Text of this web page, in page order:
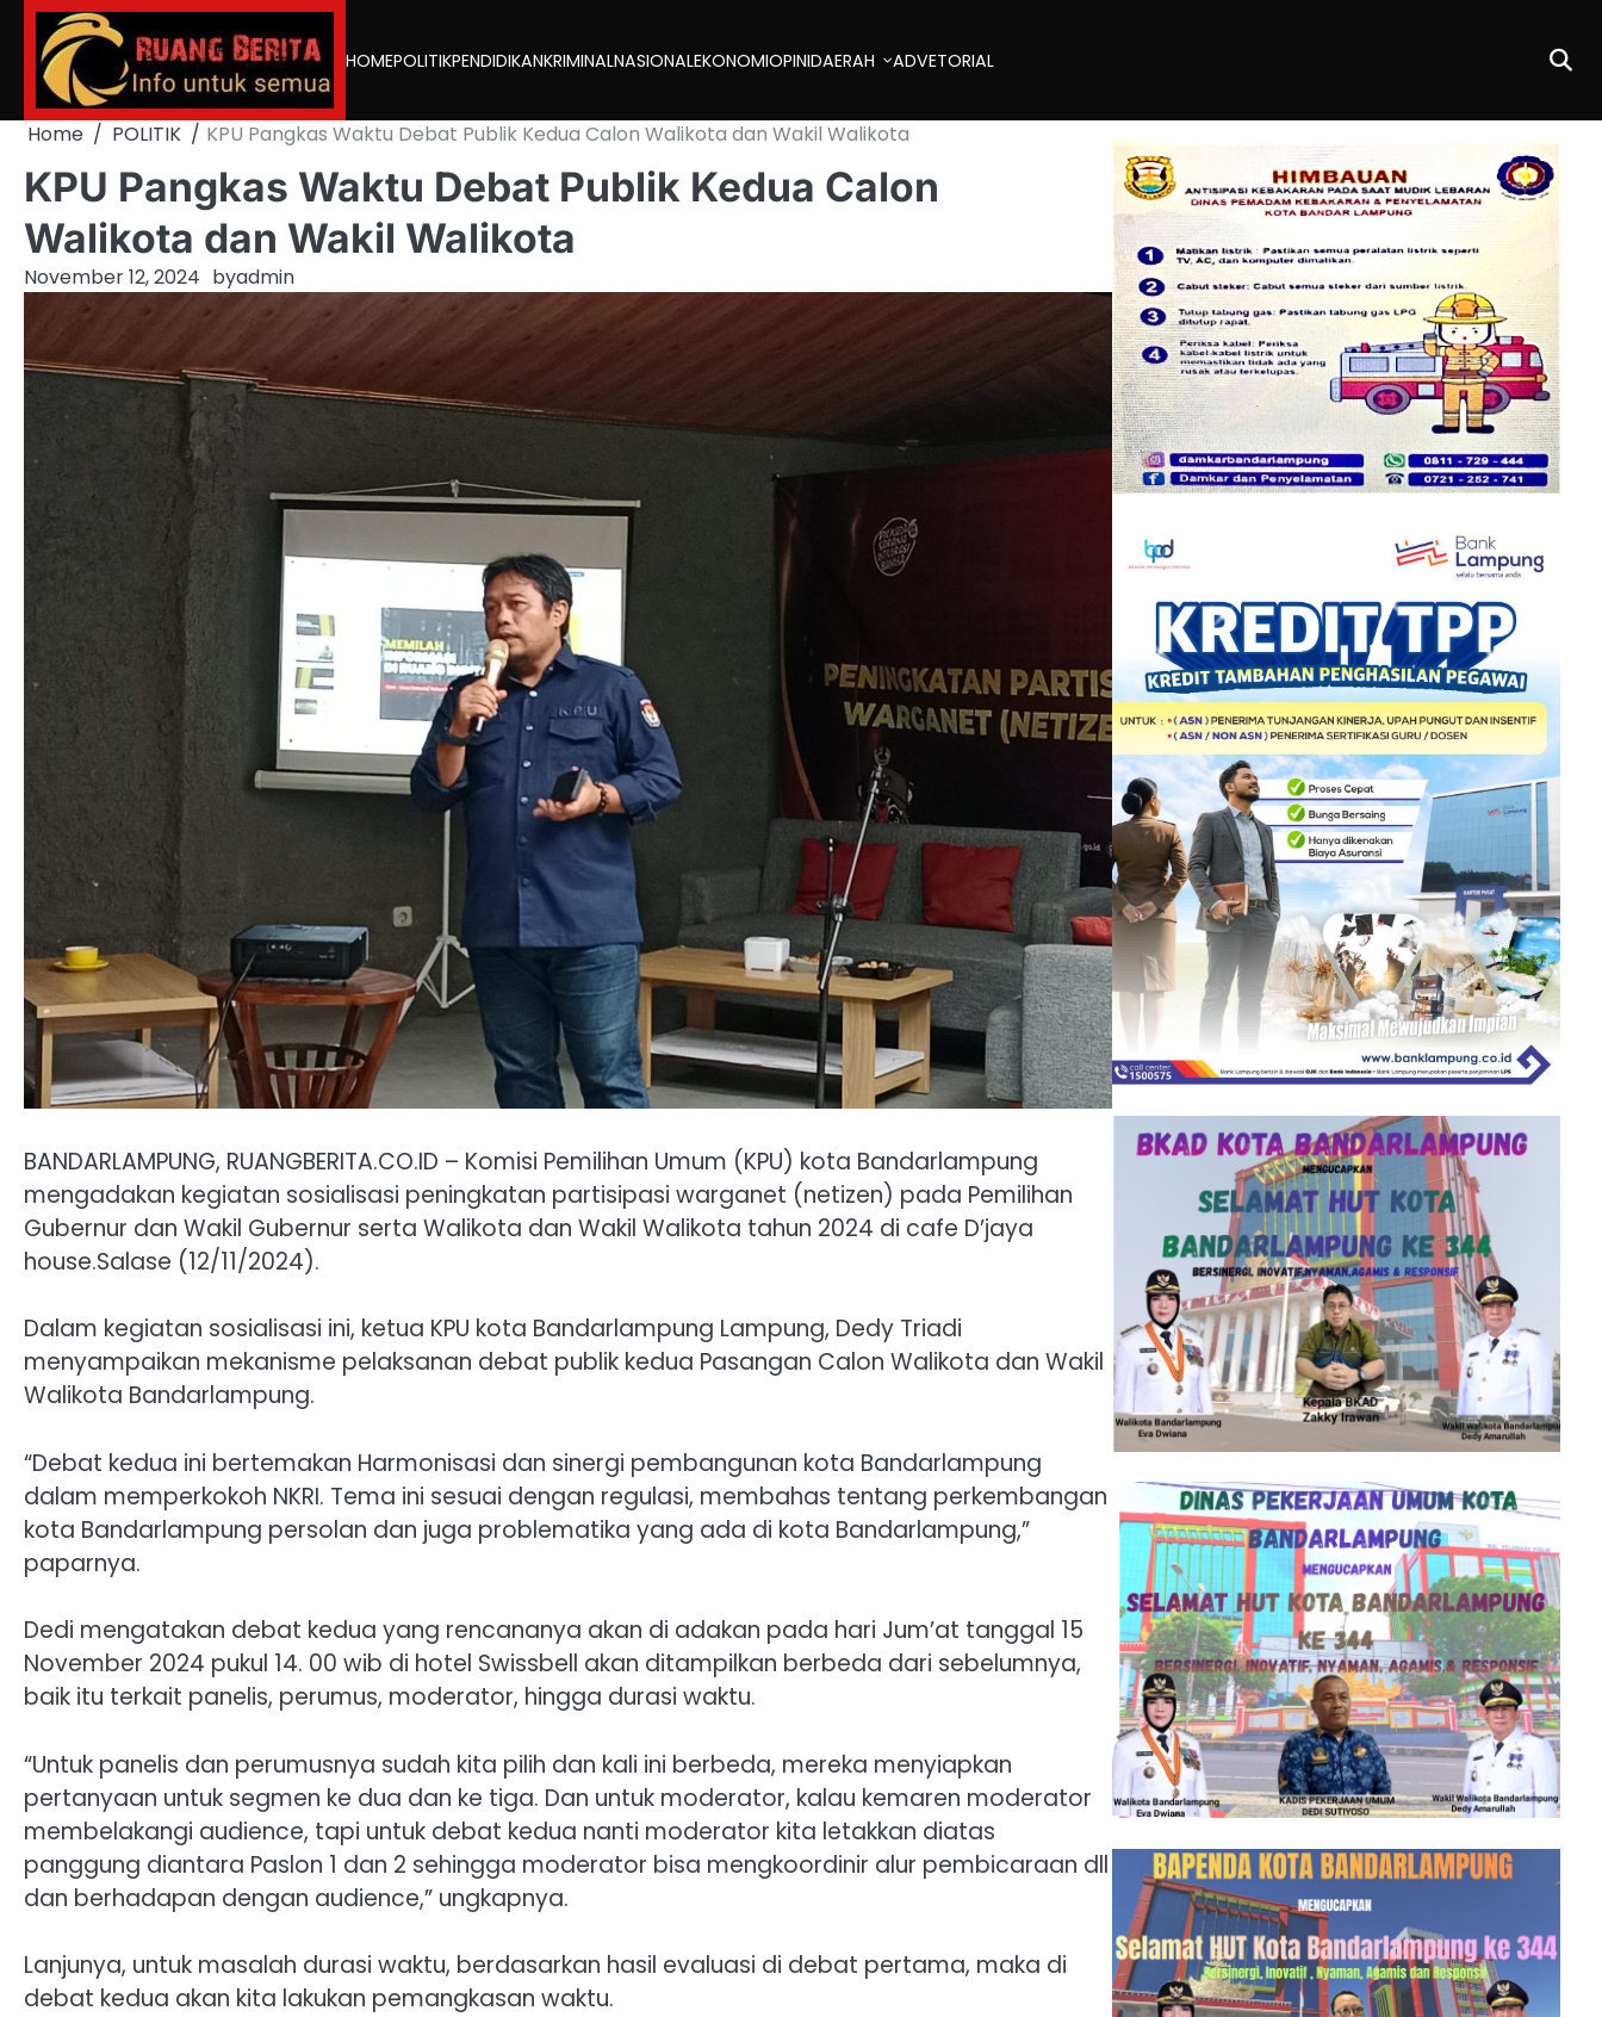
Skip
content
HOMEPOLITIKPENDIDIKANKRIMINALNASIONALEKONOMIOPINIDAERAH ADVETORIAL
Home POLITIK KPU Pangkas Waktu Debat Publik Kedua Calon Walikota dan Wakil Walikota
KPU Pangkas Waktu Debat Publik Kedua Calon
Walikota dan Wakil Walikota
November 12, 2024 byadmin
BANDARLAMPUNG, RUANGBERITA.CO.ID – Komisi Pemilihan Umum (KPU) kota Bandarlampung
mengadakan kegiatan sosialisasi peningkatan partisipasi warganet (netizen) pada Pemilihan
Gubernur dan Wakil Gubernur serta Walikota dan Wakil Walikota tahun 2024 di cafe D’jaya
house.Salase (12/11/2024).
Dalam kegiatan sosialisasi ini, ketua KPU kota Bandarlampung Lampung, Dedy Triadi
menyampaikan mekanisme pelaksanan debat publik kedua Pasangan Calon Walikota dan Wakil
Walikota Bandarlampung.
“Debat kedua ini bertemakan Harmonisasi dan sinergi pembangunan kota Bandarlampung
dalam memperkokoh NKRI. Tema ini sesuai dengan regulasi, membahas tentang perkembangan
kota Bandarlampung persolan dan juga problematika yang ada di kota Bandarlampung,”
paparnya.
Dedi mengatakan debat kedua yang rencananya akan di adakan pada hari Jum’at tanggal 15
November 2024 pukul 14. 00 wib di hotel Swissbell akan ditampilkan berbeda dari sebelumnya,
baik itu terkait panelis, perumus, moderator, hingga durasi waktu.
“Untuk panelis dan perumusnya sudah kita pilih dan kali ini berbeda, mereka menyiapkan
pertanyaan untuk segmen ke dua dan ke tiga. Dan untuk moderator, kalau kemaren moderator
membelakangi audience, tapi untuk debat kedua nanti moderator kita letakkan diatas
panggung diantara Paslon 1 dan 2 sehingga moderator bisa mengkoordinir alur pembicaraan dll
dan berhadapan dengan audience,” ungkapnya.
Lanjunya, untuk masalah durasi waktu, berdasarkan hasil evaluasi di debat pertama, maka di
debat kedua akan kita lakukan pemangkasan waktu.